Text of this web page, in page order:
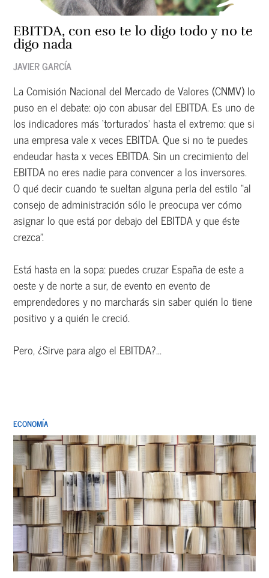
EBITDA, con eso te lo digo todo y no te
digo nada
JAVIER GARCÍA
La Comisión Nacional del Mercado de Valores (CNMV) lo
puso en el debate: ojo con abusar del EBITDA. Es uno de
los indicadores más ‘torturados’ hasta el extremo: que si
una empresa vale x veces EBITDA. Que si no te puedes
endeudar hasta x veces EBITDA. Sin un crecimiento del
EBITDA no eres nadie para convencer a los inversores.
O qué decir cuando te sueltan alguna perla del estilo “al
consejo de administración sólo le preocupa ver cómo
asignar lo que está por debajo del EBITDA y que éste
crezca”.
Está hasta en la sopa: puedes cruzar España de este a
oeste y de norte a sur, de evento en evento de
emprendedores y no marcharás sin saber quién lo tiene
positivo y a quién le creció.
Pero, ¿Sirve para algo el EBITDA?...
ECONOMÍA